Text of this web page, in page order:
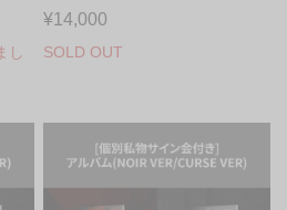
し
CURSE VE...
¥14,000
SOLD OUT